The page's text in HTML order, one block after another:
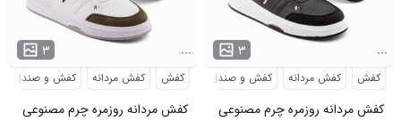
۳ ...
کفش کفش مردانه کفش و صندل
کفش مردانه روزمره چرم مصنوعی
۳ ...
کفش کفش مردانه کفش و صندل
کفش مردانه روزمره چرم مصنوعی